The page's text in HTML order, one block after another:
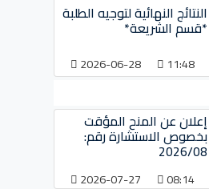
النتائج النهائية لتوجيه الطلبة
*قسم الشريعة*
11:48
2026-06-28
إعلان عن المنح المؤقت
بخصوص الاستشارة رقم:
2026/08
08:14
2026-07-27